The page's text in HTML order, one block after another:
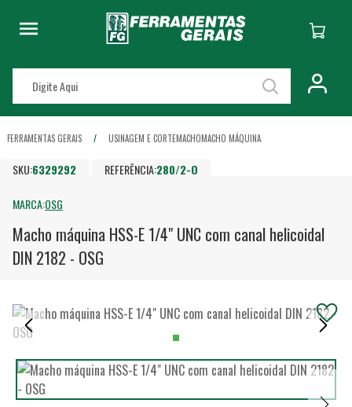
FERRAMENTAS GERAIS USINAGEM E CORTEMACHOMACHO MÁQUINA
SKU:6329292 REFERÊNCIA:280/2-O
MARCA:OSG
Macho máquina HSS-E 1/4" UNC com canal helicoidal
DIN 2182 - OSG